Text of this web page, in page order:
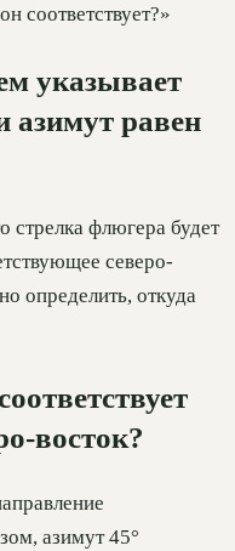
соответствует?»
указывает
азимут равен
стрелка флюгера будет
северо-
определить, откуда
восток?
азимут 45°